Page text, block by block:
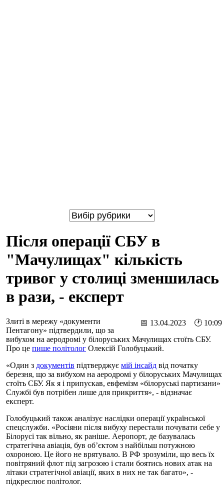
Після операції СБУ в
"Мачулищах" кількість
тривог у столиці зменшилась
в рази, - експерт
📅 13.04.2023 🕐 10:09
Злиті в мережу «документи
Пентагону» підтвердили, що за
вибухом на аеродромі у білоруських Мачулищах стоїть СБУ.
Про це пише політолог Олексій Голобуцький.
«Один з документів підтверджує мій інсайд від початку
березня, що за вибухом на аеродромі у білоруських Мачулищах
стоїть СБУ. Як я і припускав, евфемізм «білоруські партизани»
Службі був потрібен лише для прикриття», - відзначає
експерт.
Голобуцький також аналізує наслідки операції української
спецслужби. «Росіяни після вибуху перестали почувати себе у
Білорусі так вільно, як раніше. Аеропорт, де базувалась
стратегічна авіація, був об’єктом з найбільш потужною
охороною. Це його не врятувало. В РФ зрозуміли, що весь їх
повітряний флот під загрозою і стали боятись нових атак на
літаки стратегічної авіації, яких в них не так багато», -
підкреслює політолог.